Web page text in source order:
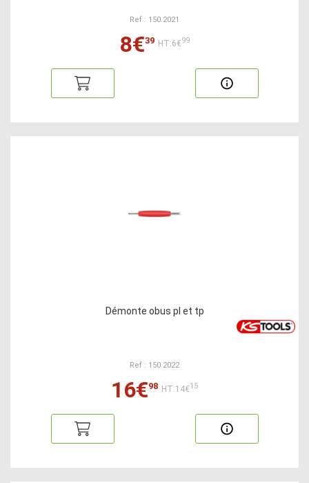
Ref : 150.2021
8€39 HT:6€99
Démonte obus pl et tp
Ref : 150.2022
16€98 HT:14€15